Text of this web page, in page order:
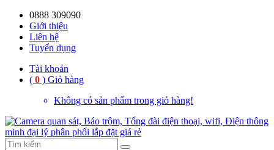
0888 309090
Giới thiệu
Liên hệ
Tuyển dụng
Tài khoản
( 0 ) Giỏ hàng
Không có sản phẩm trong giỏ hàng!